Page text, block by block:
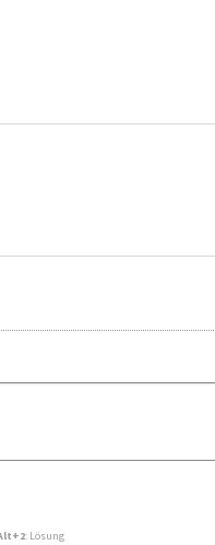
: Lösung